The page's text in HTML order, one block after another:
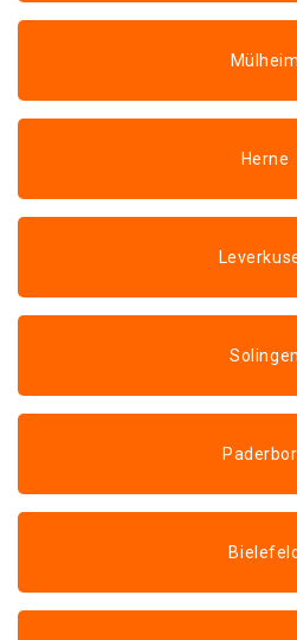
Mülheim
Herne
Solingen
Bielefeld